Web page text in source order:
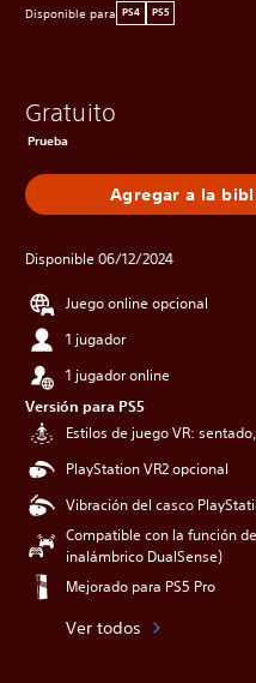
Disponible para PS4 PS5
Gratuito
Prueba
Agregar a la
Disponible 06/12/2024
Juego online opcional
1 jugador
1 jugador online
Versión para PS5
Estilos de juego VR:
PlayStation VR2 opcional
Vibración del casco
Compatible con la función
inalámbrico DualSense)
Mejorado para PS5 Pro
Ver todos